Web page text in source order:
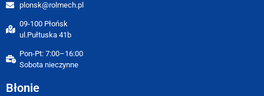
plonsk@rolmech.pl
09-100 Płońsk
ul.Pułtuska 41b
Pon-Pt: 7:00–16:00
Sobota nieczynne
Błonie